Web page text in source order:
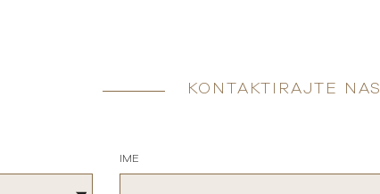
KONTAKTIRAJTE NAS
IME